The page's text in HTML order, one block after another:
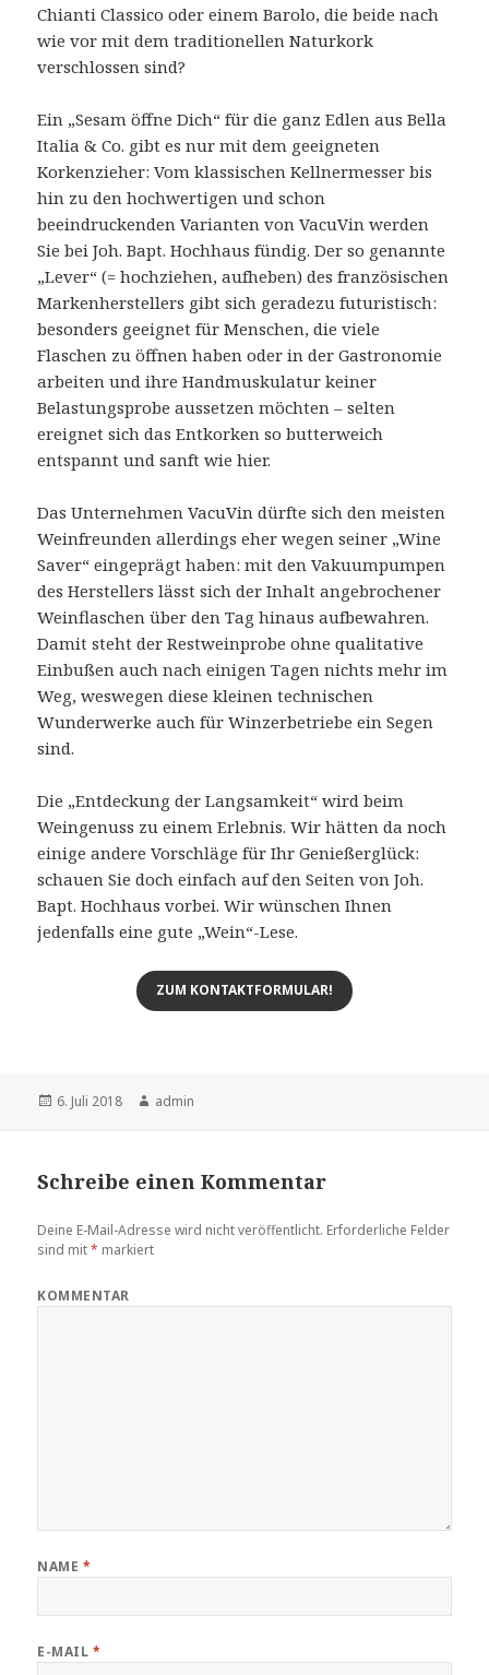
Chianti Classico oder einem Barolo, die beide nach
wie vor mit dem traditionellen Naturkork
verschlossen sind?
Ein „Sesam öffne Dich“ für die ganz Edlen aus Bella
Italia & Co. gibt es nur mit dem geeigneten
Korkenzieher: Vom klassischen Kellnermesser bis
hin zu den hochwertigen und schon
beeindruckenden Varianten von VacuVin werden
Sie bei Joh. Bapt. Hochhaus fündig. Der so genannte
„Lever“ (= hochziehen, aufheben) des französischen
Markenherstellers gibt sich geradezu futuristisch:
besonders geeignet für Menschen, die viele
Flaschen zu öffnen haben oder in der Gastronomie
arbeiten und ihre Handmuskulatur keiner
Belastungsprobe aussetzen möchten – selten
ereignet sich das Entkorken so butterweich
entspannt und sanft wie hier.
Das Unternehmen VacuVin dürfte sich den meisten
Weinfreunden allerdings eher wegen seiner „Wine
Saver“ eingeprägt haben: mit den Vakuumpumpen
des Herstellers lässt sich der Inhalt angebrochener
Weinflaschen über den Tag hinaus aufbewahren.
Damit steht der Restweinprobe ohne qualitative
Einbußen auch nach einigen Tagen nichts mehr im
Weg, weswegen diese kleinen technischen
Wunderwerke auch für Winzerbetriebe ein Segen
sind.
Die „Entdeckung der Langsamkeit“ wird beim
Weingenuss zu einem Erlebnis. Wir hätten da noch
einige andere Vorschläge für Ihr Genießerglück:
schauen Sie doch einfach auf den Seiten von Joh.
Bapt. Hochhaus vorbei. Wir wünschen Ihnen
jedenfalls eine gute „Wein“-Lese.
ZUM KONTAKTFORMULAR!
Veröffentlicht
6. Juli 2018 Autor
admin
Schreibe einen Kommentar
Deine E-Mail-Adresse wird nicht veröffentlicht. Erforderliche Felder
sind mit* markiert
KOMMENTAR
NAME *
E-MAIL *